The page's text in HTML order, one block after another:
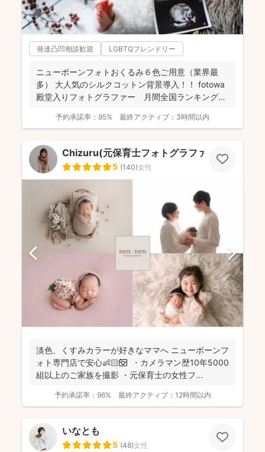
発達凸凹相談歓迎 LGBTQフレンドリー
ニューボーンフォトおくるみ６色ご用意（業界最
多） 大人気のシルクコットン背景導入！！ fotowa
殿堂入りフォトグラファー 月間全国ランキング１
予約承諾率： 95% 最終アクティブ： 3時間以内
Chizuru(元保育士フォトグラファー)
5 (140)女性
淡色、くすみカラーが好きなママへ ニューボーンフ
ォト専門店で安心👶🏻📷 ・カメラマン歴10年5000
組以上のご家族を撮影 ・元保育士の女性フ...
予約承諾率： 96% 最終アクティブ： 12時間以内
いなとも
5 (48)女性